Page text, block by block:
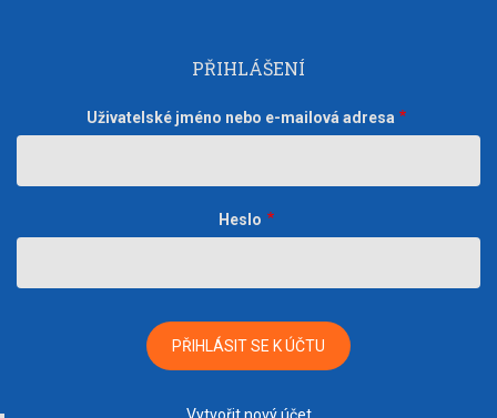
PŘIHLÁŠENÍ
Uživatelské jméno nebo e-mailová adresa
Heslo